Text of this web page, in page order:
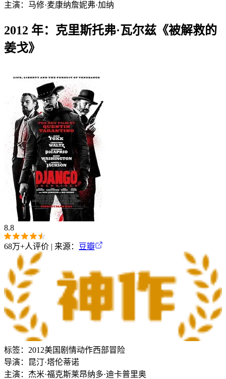
主演： 马修·麦康纳詹妮弗·加纳
2012 年：克里斯托弗·瓦尔兹《被解救的
姜戈》
8.8
68万+人评价 | 来源： 豆瓣
标签： 2012美国 剧情动作西部冒险
导演：
昆汀·塔伦蒂诺
主演： 杰米·福克斯莱昂纳多·迪卡普里奥